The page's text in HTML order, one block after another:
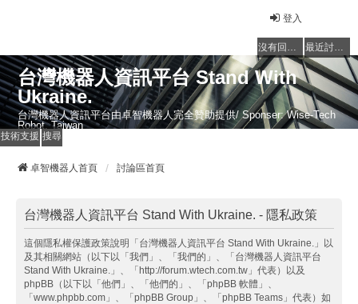
登入
沒有回覆的主題 最近討論的主題
台灣機器人資訊平台 Stand With
Ukraine.
台灣機器人資訊平台由卓智機器人完全贊助提供/ Sponser: Wise-Tech
Robot, Taiwan
技術支援 搜尋
卓智機器人首頁 討論區首頁
台灣機器人資訊平台 Stand With Ukraine. - 隱私政策
這個隱私權保護政策說明「台灣機器人資訊平台 Stand With Ukraine.」以
及其相關網站（以下以「我們」、「我們的」、「台灣機器人資訊平台
Stand With Ukraine.」、「http://forum.wtech.com.tw」代表）以及
phpBB（以下以「他們」、「他們的」、「phpBB 軟體」、
「www.phpbb.com」、「phpBB Group」、「phpBB Teams」代表）如